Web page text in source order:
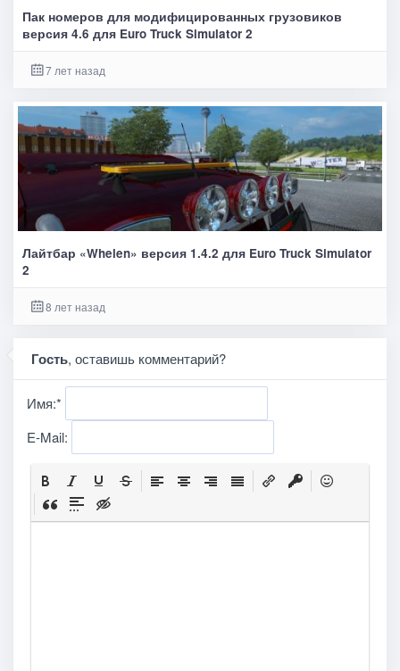
Пак номеров для модифицированных грузовиков
версия 4.6 для Euro Truck Simulator 2
7 лет назад
Лайтбар «Whelen» версия 1.4.2 для Euro Truck Simulator
2
8 лет назад
Гость, оставишь комментарий?
Имя:*
E-Mail: